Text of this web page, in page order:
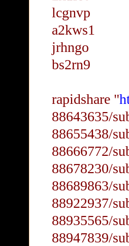
lcgnvp
a2kws1
jrhngo
bs2rn9
rapidshare "
88643635/
88655438/
88666772/
88678230/
88689863/
88922937/
88935565/
88947839/